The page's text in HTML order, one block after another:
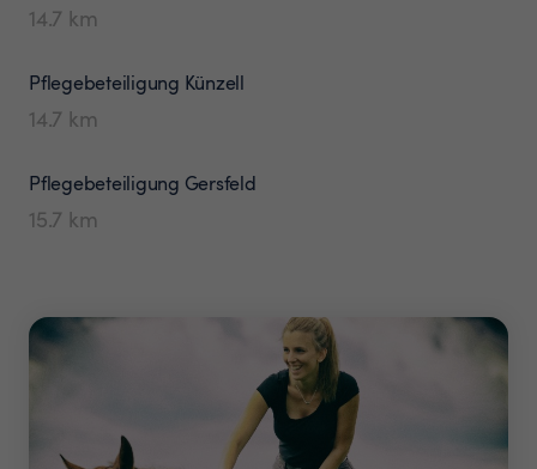
14.7 km
Pflegebeteiligung Künzell
14.7 km
Pflegebeteiligung Gersfeld
15.7 km